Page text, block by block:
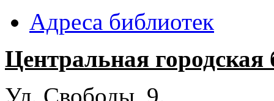
Адреса библиотек
Центральная